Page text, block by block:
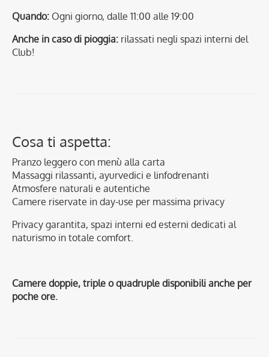
Quando: Ogni giorno, dalle 11:00 alle 19:00
Anche in caso di pioggia: rilassati negli spazi interni del
Club!
Cosa ti aspetta:
Pranzo leggero con menù alla carta
Massaggi rilassanti, ayurvedici e linfodrenanti
Atmosfere naturali e autentiche
Camere riservate in day-use per massima privacy
Privacy garantita, spazi interni ed esterni dedicati al
naturismo in totale comfort.
Camere doppie, triple o quadruple disponibili anche per
poche ore.